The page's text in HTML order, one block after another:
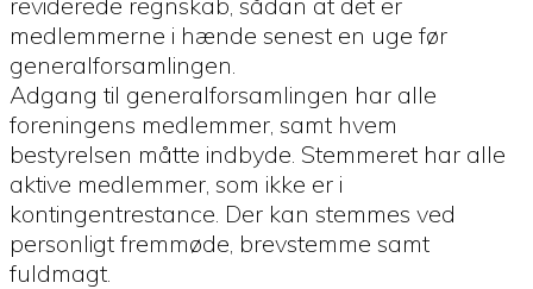
medlemmerne i hænde senest en uge før
generalforsamlingen.
Adgang til generalforsamlingen har alle
foreningens medlemmer, samt hvem
bestyrelsen måtte indbyde. Stemmeret har alle
aktive medlemmer, som ikke er i
kontingentrestance. Der kan stemmes ved
personligt fremmøde, brevstemme samt
fuldmagt.